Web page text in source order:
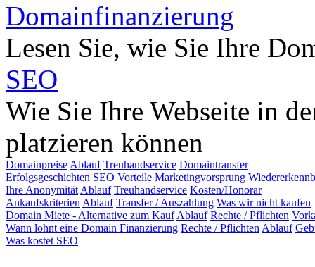
Domainfinanzierung
Lesen Sie, wie Sie Ihre
SEO
Wie Sie Ihre Webseite in
platzieren können
Domainpreise Ablauf Treuhandservice Domaintransfer
Erfolgsgeschichten SEO Vorteile Marketingvorsprung
Ihre Anonymität Ablauf Treuhandservice Kosten/Honorar
Ankaufskriterien Ablauf Transfer / Auszahlung Was wir nicht kaufen
Domain Miete - Alternative zum Kauf Ablauf Rechte / Pflichten
Wann lohnt eine Domain Finanzierung Rechte / Pflichten Ablauf
Was kostet SEO